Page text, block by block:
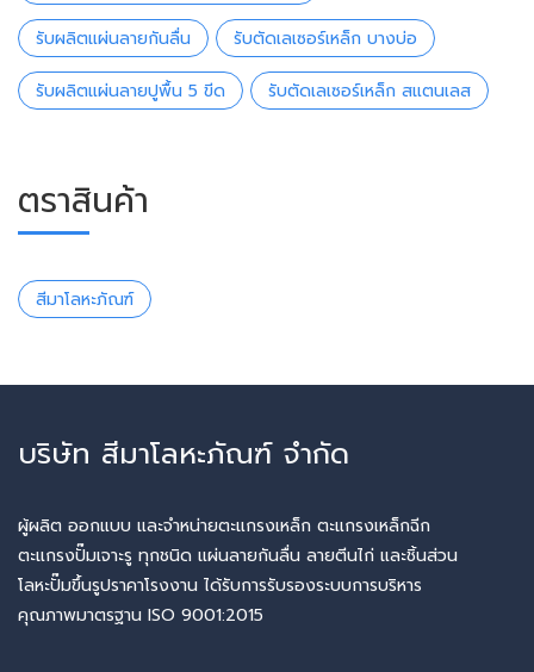
รับผลิตแผ่นลายกันลื่น รับตัดเลเซอร์เหล็ก บางบ่อ
รับผลิตแผ่นลายปูพื้น 5 ขีด รับตัดเลเซอร์เหล็ก สแตนเลส
ตราสินค้า
สีมาโลหะภัณฑ์
บริษัท สีมาโลหะภัณฑ์ จำกัด
ผู้ผลิต ออกแบบ และจำหน่ายตะแกรงเหล็ก ตะแกรงเหล็กฉีก
ตะแกรงปั๊มเจาะรู ทุกชนิด แผ่นลายกันลื่น ลายตีนไก่ และชิ้นส่วน
โลหะปั๊มขึ้นรูปราคาโรงงาน ได้รับการรับรองระบบการบริหาร
คุณภาพมาตรฐาน ISO 9001:2015